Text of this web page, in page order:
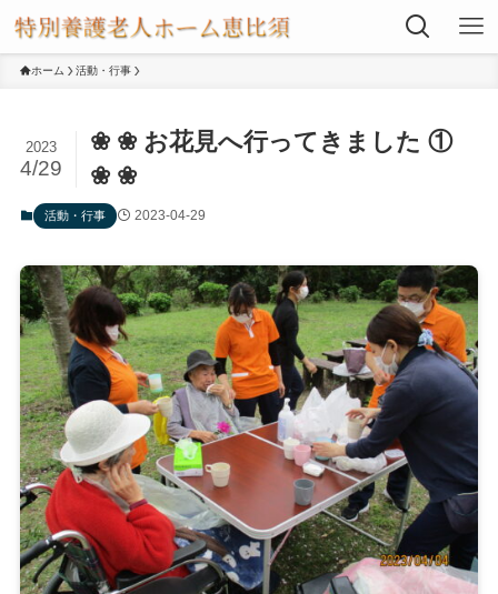
ホーム 活動・行事
❀ ❀ お花見へ行ってきました ①
❀ ❀
2023
4/29
活動・行事 2023-04-29